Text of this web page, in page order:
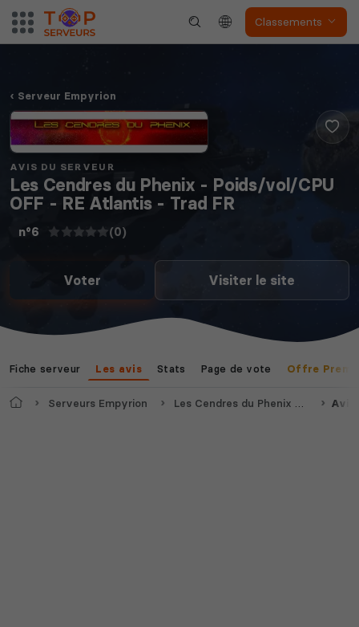
Classements
Squad
Voir tous les
jeux disponibles
Serveur Empyrion
AVIS DU SERVEUR
Les Cendres du Phenix - Poids/vol/CPU
OFF - RE Atlantis - Trad FR
n°6 (0)
Voter Visiter le site
Fiche serveur Les avis Stats Page de vote Offre
AccueilServeurs Empyrion Les Cendres du Phenix - Poids/vol/CPU OFF - RE Atlantis - Trad FR Avis